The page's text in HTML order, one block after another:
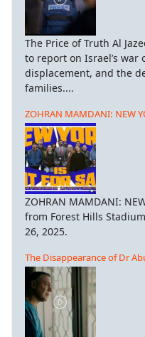
The Price of Truth Al
to report on Israel’s war
displacement, and the
families....
ZOHRAN MAMDANI: NEW
ZOHRAN MAMDANI:
from Forest Hills
26, 2025.
The Disappearance of Dr